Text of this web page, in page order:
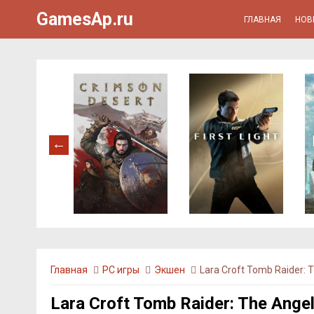
GamesAp.ru ГЛАВНАЯ
Главная PC игры Экшен Lara Croft Tomb Raider:
Lara Croft Tomb Raider: The